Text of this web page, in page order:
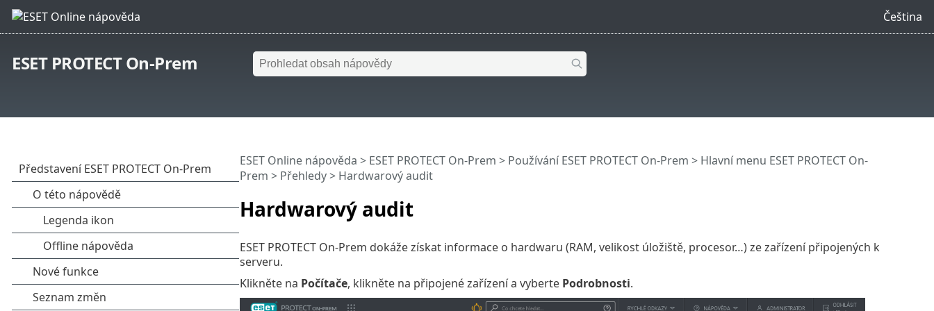
Čeština
ESET PROTECT On-Prem
Hardwarový audit
ESET Online nápověda > ESET PROTECT On-Prem > Používání ESET PROTECT On-Prem > Hlavní menu ESET PROTECT On-
Prem > Přehledy> Hardwarový audit
ESET PROTECT On-Prem dokáže získat informace o hardwaru (RAM, velikost úložiště, procesor…) ze zařízení připojených k
serveru.
Klikněte na Počítače, klikněte na připojené zařízení a vyberte Podrobnosti.